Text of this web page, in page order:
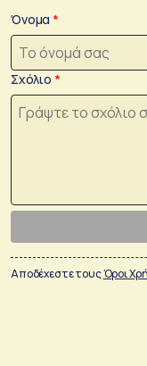
Όνομα
Σχόλιο
Αποδέχεστε τουςΌροι